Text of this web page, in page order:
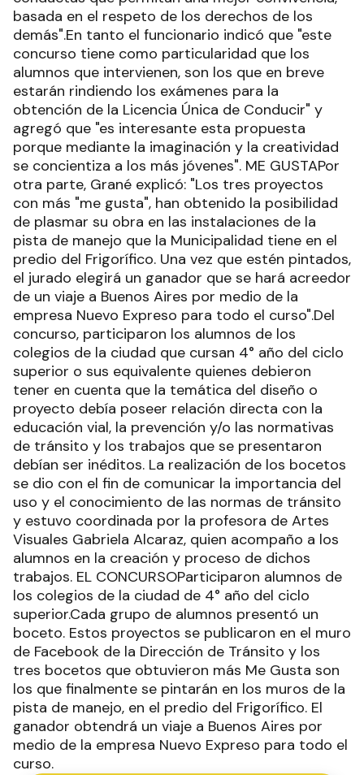
basada en el respeto de los derechos de los
demás".En tanto el funcionario indicó que "este
concurso tiene como particularidad que los
alumnos que intervienen, son los que en breve
estarán rindiendo los exámenes para la
obtención de la Licencia Única de Conducir" y
agregó que "es interesante esta propuesta
porque mediante la imaginación y la creatividad
se concientiza a los más jóvenes". ME GUSTAPor
otra parte, Grané explicó: "Los tres proyectos
con más "me gusta", han obtenido la posibilidad
de plasmar su obra en las instalaciones de la
pista de manejo que la Municipalidad tiene en el
predio del Frigorífico. Una vez que estén pintados,
el jurado elegirá un ganador que se hará acreedor
de un viaje a Buenos Aires por medio de la
empresa Nuevo Expreso para todo el curso".Del
concurso, participaron los alumnos de los
colegios de la ciudad que cursan 4° año del ciclo
superior o sus equivalente quienes debieron
tener en cuenta que la temática del diseño o
proyecto debía poseer relación directa con la
educación vial, la prevención y/o las normativas
de tránsito y los trabajos que se presentaron
debían ser inéditos. La realización de los bocetos
se dio con el fin de comunicar la importancia del
uso y el conocimiento de las normas de tránsito
y estuvo coordinada por la profesora de Artes
Visuales Gabriela Alcaraz, quien acompaño a los
alumnos en la creación y proceso de dichos
trabajos. EL CONCURSOParticiparon alumnos de
los colegios de la ciudad de 4° año del ciclo
superior.Cada grupo de alumnos presentó un
boceto. Estos proyectos se publicaron en el muro
de Facebook de la Dirección de Tránsito y los
tres bocetos que obtuvieron más Me Gusta son
los que finalmente se pintarán en los muros de la
pista de manejo, en el predio del Frigorífico. El
ganador obtendrá un viaje a Buenos Aires por
medio de la empresa Nuevo Expreso para todo el
curso.